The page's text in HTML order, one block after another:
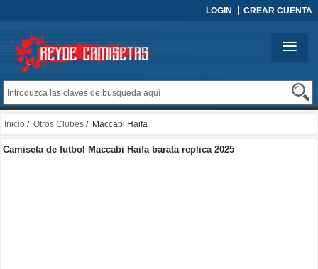
LOGIN CREAR CUENTA
Inicio / Otros Clubes / Maccabi Haifa
Camiseta de futbol Maccabi Haifa barata replica 2025